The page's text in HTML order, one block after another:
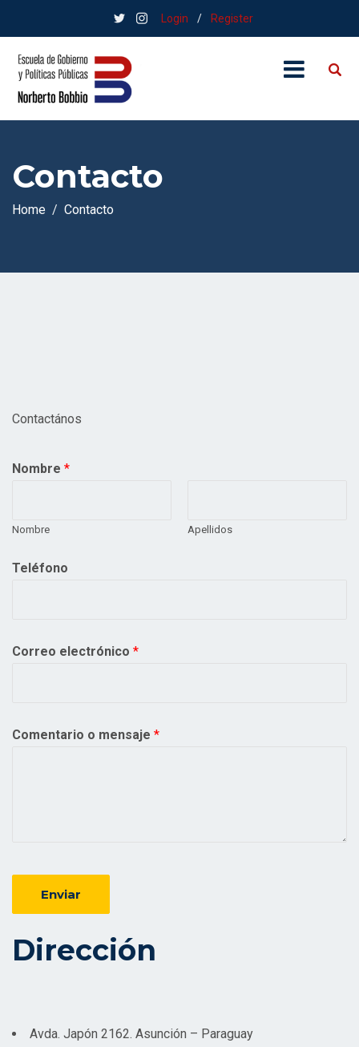
Login / Register
Contacto
Home Contacto
Contactános
Nombre *
Nombre Apellidos
Teléfono
Correo electrónico *
Comentario o mensaje *
Enviar
Dirección
Avda. Japón 2162. Asunción – Paraguay